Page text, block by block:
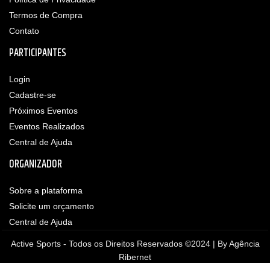
Termos de Compra
Contato
PARTICIPANTES
Login
Cadastre-se
Próximos Eventos
Eventos Realizados
Central de Ajuda
ORGANIZADOR
Sobre a plataforma
Solicite um orçamento
Central de Ajuda
Active Sports - Todos os Direitos Reservados ©2024 | ByAgência
Ribernet